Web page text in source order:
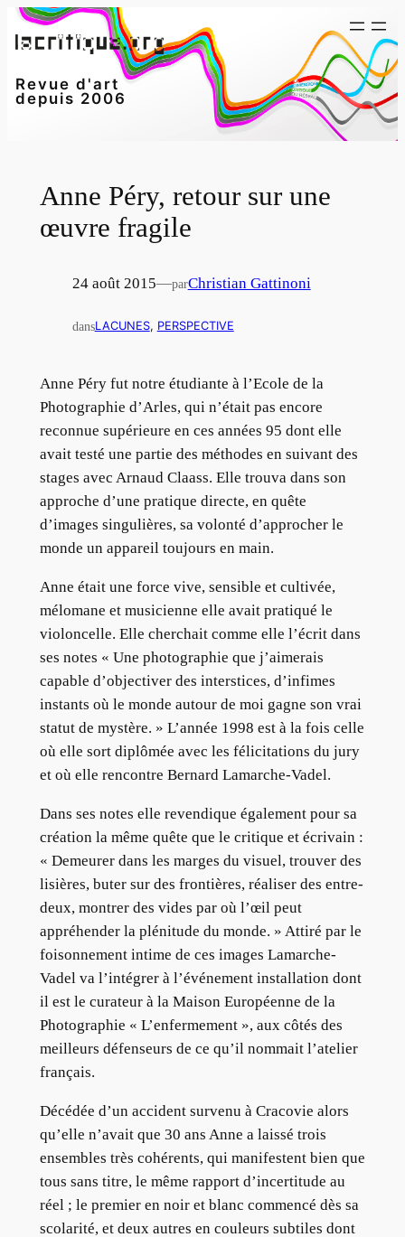
Aller
au
Revue d'art
depuis 2006
Anne Péry, retour sur une
œuvre fragile
24 août 2015—parChristian Gattinoni
dansLACUNES, PERSPECTIVE
Anne Péry fut notre étudiante à l’Ecole de la
Photographie d’Arles, qui n’était pas encore
reconnue supérieure en ces années 95 dont elle
avait testé une partie des méthodes en suivant des
stages avec Arnaud Claass. Elle trouva dans son
approche d’une pratique directe, en quête
d’images singulières, sa volonté d’approcher le
monde un appareil toujours en main.
Anne était une force vive, sensible et cultivée,
mélomane et musicienne elle avait pratiqué le
violoncelle. Elle cherchait comme elle l’écrit dans
ses notes « Une photographie que j’aimerais
capable d’objectiver des interstices, d’infimes
instants où le monde autour de moi gagne son vrai
statut de mystère. » L’année 1998 est à la fois celle
où elle sort diplômée avec les félicitations du jury
et où elle rencontre Bernard Lamarche-Vadel.
Dans ses notes elle revendique également pour sa
création la même quête que le critique et écrivain :
« Demeurer dans les marges du visuel, trouver des
lisières, buter sur des frontières, réaliser des entre-
deux, montrer des vides par où l’œil peut
appréhender la plénitude du monde. » Attiré par le
foisonnement intime de ces images Lamarche-
Vadel va l’intégrer à l’événement installation dont
il est le curateur à la Maison Européenne de la
Photographie « L’enfermement », aux côtés des
meilleurs défenseurs de ce qu’il nommait l’atelier
français.
Décédée d’un accident survenu à Cracovie alors
qu’elle n’avait que 30 ans Anne a laissé trois
ensembles très cohérents, qui manifestent bien que
tous sans titre, le même rapport d’incertitude au
réel ; le premier en noir et blanc commencé dès sa
scolarité, et deux autres en couleurs subtiles dont